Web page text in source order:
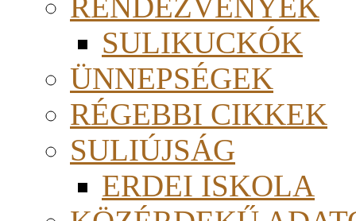
SULIKUCKÓK
ÜNNEPSÉGEK
RÉGEBBI CIKKEK
SULIÚJSÁG
ERDEI ISKOLA